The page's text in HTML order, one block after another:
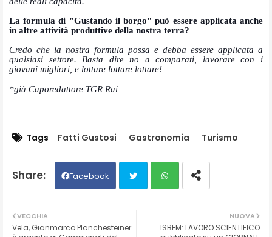
La formula di "Gustando il borgo" può essere applicata anche
in altre attività produttive della nostra terra?
Credo che la nostra formula possa e debba essere applicata a
qualsiasi settore. Basta dire no a comparati, lavorare con i
giovani migliori, e lottare lottare lottare!
*già Caporedattore TGR Rai
Tags Fatti Gustosi Gastronomia Turismo
Facebook
ter ats
NUOVA
ISBEM: LAVORO SCIENTIFICO
VECCHIA
Vela, Gianmarco Planchesteiner